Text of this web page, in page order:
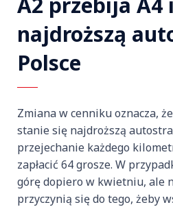
najdroższą
Polsce
Zmiana w cenniku oznacza,
stanie się najdroższą
przejechanie każdego
zapłacić 64 grosze. W
górę dopiero w kwietniu, ale
przyczynią się do tego, żeby